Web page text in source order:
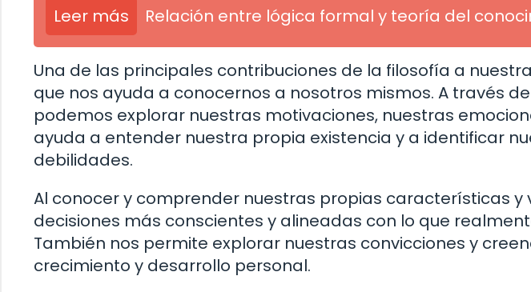
Leer más Relación entre lógica formal y teoría del
Una de las principales contribuciones de la filosofía a
que nos ayuda a conocernos a nosotros mismos. A través
podemos explorar nuestras motivaciones, nuestras
ayuda a entender nuestra propia existencia y a identificar
debilidades.
Al conocer y comprender nuestras propias características
decisiones más conscientes y alineadas con lo que
También nos permite explorar nuestras convicciones y
crecimiento y desarrollo personal.